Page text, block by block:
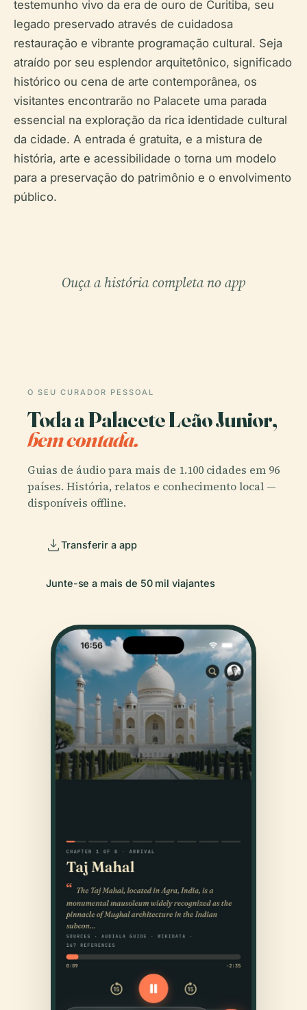
testemunho vivo da era de ouro de Curitiba, seu
legado preservado através de cuidadosa
restauração e vibrante programação cultural. Seja
atraído por seu esplendor arquitetônico, significado
histórico ou cena de arte contemporânea, os
visitantes encontrarão no Palacete uma parada
essencial na exploração da rica identidade cultural
da cidade. A entrada é gratuita, e a mistura de
história, arte e acessibilidade o torna um modelo
para a preservação do patrimônio e o envolvimento
público.
Ouça a história completa no app
O SEU CURADOR PESSOAL
Toda a Palacete Leão Junior,
bem contada.
Guias de áudio para mais de 1.100 cidades em 96
países. História, relatos e conhecimento local —
disponíveis offline.
Transferir a app
Junte-se a mais de 50 mil viajantes